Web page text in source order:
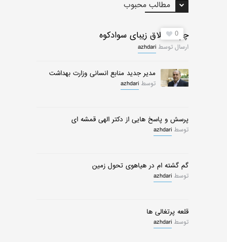
مطالب محبوب
0
چرات ییلاق زیبای سوادکوه
ارسال توسطazhdari
مدیر جدید منابع انسانی وزارت بهداشت
توسطazhdari
پرسش و پاسخ هایی از دکتر الهی قمشه ای
توسطazhdari
گم گشته ام در هیاهوی تحول زمین
توسطazhdari
قلعه پرتغالی ها
توسطazhdari